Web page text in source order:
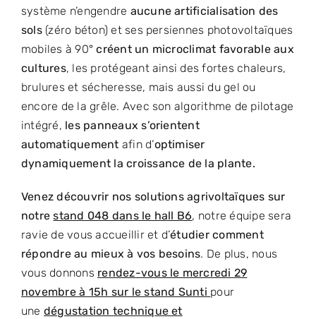
système n’engendre aucune artificialisation des
sols(zéro béton) et ses persiennes photovoltaïques
mobiles à 90°créent un microclimat favorable aux
cultures, les protégeant ainsi des fortes chaleurs,
brulures et sécheresse, mais aussi du gel ou
encore de la grêle. Avec son algorithme de pilotage
intégré, les panneaux s’orientent
automatiquement afin d’optimiser
dynamiquement la croissance de la plante.
Venez découvrir nos solutions agrivoltaïques sur
notrestand 048 dans le hall B6, notre équipe sera
ravie de vous accueillir et d’étudier comment
répondre au mieux à vos besoins. De plus, nous
vous donnons rendez-vous le mercredi 29
novembre à 15h sur le stand Sunti pour
une dégustation technique et